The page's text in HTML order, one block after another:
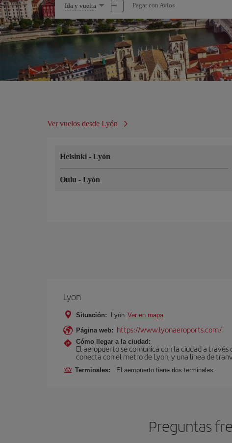
Seleccione
una
opción
Ida y vuelta Pagar con Avios
Ver vuelos desde Lyón
Helsinki - Lyón
Oulu - Lyón
Lyon
Situación: Lyón Ver en mapa
Página web: https://www.lyonaeroports.com/
Cómo llegar a la ciudad:
El aeropuerto se comunica con la ciudad a
conecta con el metro de Lyon, y una línea de
Terminales: El aeropuerto tiene dos terminales.
Preguntas